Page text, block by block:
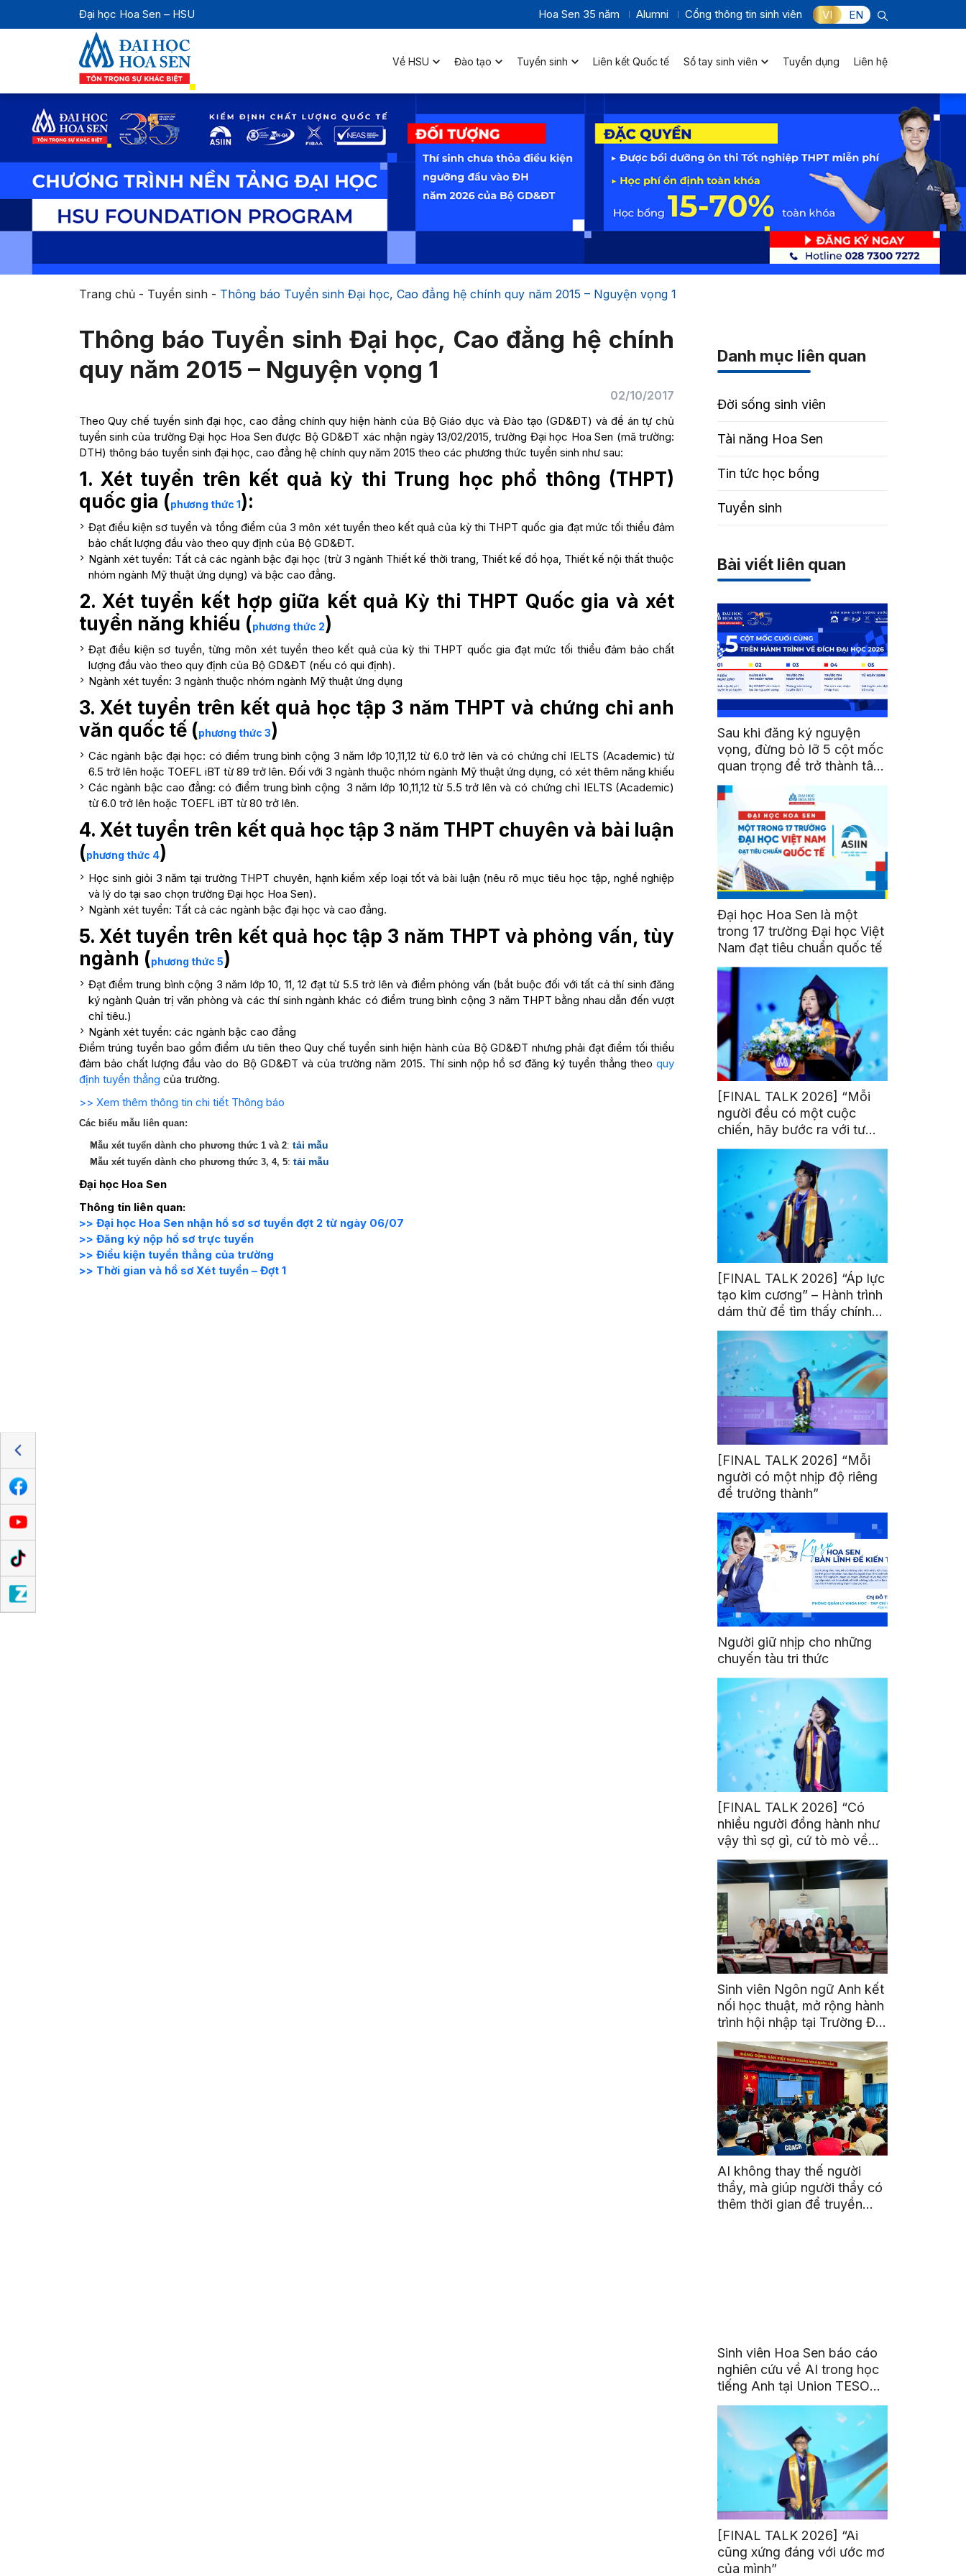
Đại học Hoa Sen – HSU Hoa Sen 35 năm Alumni Cổng thông tin sinh viên VI EN
Về HSU Đào tạo Tuyển sinh Liên kết Quốc tế Sổ tay sinh viên Tuyển dụng Liên hệ
Trang chủ- Tuyển sinh- Thông báo Tuyển sinh Đại học, Cao đẳng hệ chính quy năm 2015 – Nguyện vọng 1
Thông báo Tuyển sinh Đại học, Cao đẳng hệ chính
quy năm 2015 – Nguyện vọng 1
02/10/2017
Theo Quy chế tuyển sinh đại học, cao đẳng chính quy hiện hành của Bộ Giáo dục và Đào tạo (GD&ĐT) và đề án tự chủ
tuyển sinh của trường Đại học Hoa Sen được Bộ GD&ĐT xác nhận ngày 13/02/2015, trường Đại học Hoa Sen (mã trường:
DTH) thông báo tuyển sinh đại học, cao đẳng hệ chính quy năm 2015 theo các phương thức tuyển sinh như sau:
1. Xét tuyển trên kết quả kỳ thi Trung học phổ thông (THPT)
quốc gia (phương thức 1):
Đạt điều kiện sơ tuyển và tổng điểm của 3 môn xét tuyển theo kết quả của kỳ thi THPT quốc gia đạt mức tối thiểu đảm
bảo chất lượng đầu vào theo quy định của Bộ GD&ĐT.
Ngành xét tuyển: Tất cả các ngành bậc đại học (trừ 3 ngành Thiết kế thời trang, Thiết kế đồ họa, Thiết kế nội thất thuộc
nhóm ngành Mỹ thuật ứng dụng) và bậc cao đẳng.
2. Xét tuyển kết hợp giữa kết quả Kỳ thi THPT Quốc gia và xét
tuyển năng khiếu (phương thức 2)
Đạt điều kiện sơ tuyển, từng môn xét tuyển theo kết quả của kỳ thi THPT quốc gia đạt mức tối thiểu đảm bảo chất
lượng đầu vào theo quy định của Bộ GD&ĐT (nếu có qui định).
Ngành xét tuyển: 3 ngành thuộc nhóm ngành Mỹ thuật ứng dụng
3. Xét tuyển trên kết quả học tập 3 năm THPT và chứng chỉ anh
văn quốc tế (phương thức 3)
Các ngành bậc đại học: có điểm trung bình cộng 3 năm lớp 10,11,12 từ 6.0 trở lên và có chứng chỉ IELTS (Academic) từ
6.5 trở lên hoặc TOEFL iBT từ 89 trở lên. Đối với 3 ngành thuộc nhóm ngành Mỹ thuật ứng dụng, có xét thêm năng khiếu
Các ngành bậc cao đẳng: có điểm trung bình cộng 3 năm lớp 10,11,12 từ 5.5 trở lên và có chứng chỉ IELTS (Academic)
từ 6.0 trở lên hoặc TOEFL iBT từ 80 trở lên.
4. Xét tuyển trên kết quả học tập 3 năm THPT chuyên và bài luận
(phương thức 4)
Học sinh giỏi 3 năm tại trường THPT chuyên, hạnh kiểm xếp loại tốt và bài luận (nêu rõ mục tiêu học tập, nghề nghiệp
và lý do tại sao chọn trường Đại học Hoa Sen).
Ngành xét tuyển: Tất cả các ngành bậc đại học và cao đẳng.
5. Xét tuyển trên kết quả học tập 3 năm THPT và phỏng vấn, tùy
ngành (phương thức 5)
Đạt điểm trung bình cộng 3 năm lớp 10, 11, 12 đạt từ 5.5 trở lên và điểm phỏng vấn (bắt buộc đối với tất cả thí sinh đăng
ký ngành Quản trị văn phòng và các thí sinh ngành khác có điểm trung bình cộng 3 năm THPT bằng nhau dẫn đến vượt
chỉ tiêu.)
Ngành xét tuyển: các ngành bậc cao đẳng
Điểm trúng tuyển bao gồm điểm ưu tiên theo Quy chế tuyển sinh hiện hành của Bộ GD&ĐT nhưng phải đạt điểm tối thiểu
đảm bảo chất lượng đầu vào do Bộ GD&ĐT và của trường năm 2015. Thí sinh nộp hồ sơ đăng ký tuyển thẳng theoquy
định tuyển thẳng của trường.
>> Xem thêm thông tin chi tiết Thông báo
Các biểu mẫu liên quan:
Mẫu xét tuyển dành cho phương thức 1 và 2: tải mẫu
Mẫu xét tuyển dành cho phương thức 3, 4, 5: tải mẫu
Đại học Hoa Sen
Thông tin liên quan:
>> Đại học Hoa Sen nhận hồ sơ sơ tuyển đợt 2 từ ngày 06/07
>> Đăng ký nộp hồ sơ trực tuyến
>> Điều kiện tuyển thẳng của trường
>> Thời gian và hồ sơ Xét tuyển – Đợt 1
Danh mục liên quan
Đời sống sinh viên
Tài năng Hoa Sen
Tin tức học bổng
Tuyển sinh
Bài viết liên quan
Sau khi đăng ký nguyện
vọng, đừng bỏ lỡ 5 cột mốc
quan trọng để trở thành tân
sinh viên HSU
Đại học Hoa Sen là một
trong 17 trường Đại học Việt
Nam đạt tiêu chuẩn quốc tế
[FINAL TALK 2026] “Mỗi
người đều có một cuộc
chiến, hãy bước ra với tư
thế của người chiến thắng”
[FINAL TALK 2026] “Áp lực
tạo kim cương” – Hành trình
dám thử để tìm thấy chính
mình
[FINAL TALK 2026] “Mỗi
người có một nhịp độ riêng
để trưởng thành”
Người giữ nhịp cho những
chuyến tàu tri thức
[FINAL TALK 2026] “Có
nhiều người đồng hành như
vậy thì sợ gì, cứ tò mò về
thế giới thôi”
Sinh viên Ngôn ngữ Anh kết
nối học thuật, mở rộng hành
trình hội nhập tại Trường Đại
học Quốc gia Malaysia
AI không thay thế người
thầy, mà giúp người thầy có
thêm thời gian để truyền
Sinh viên Hoa Sen báo cáo
nghiên cứu về AI trong học
tiếng Anh tại Union TESOL
2026 ở Singapore
[FINAL TALK 2026] “Ai
cũng xứng đáng với ước mơ
của mình”